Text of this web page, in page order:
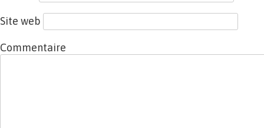
Site web
Commentaire